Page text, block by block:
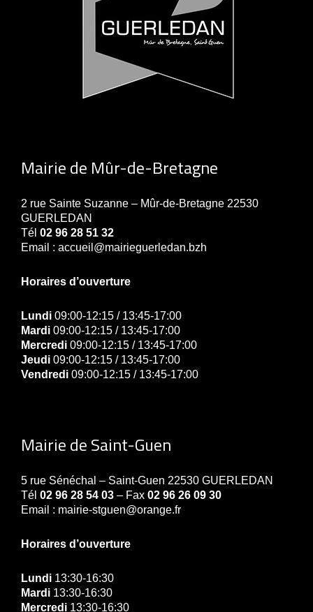
Mairie de Mûr-de-Bretagne
2 rue Sainte Suzanne – Mûr-de-Bretagne 22530
GUERLEDAN
Tél 02 96 28 51 32
Email : accueil@mairieguerledan.bzh
Horaires d’ouverture
Lundi 09:00-12:15 / 13:45-17:00
Mardi 09:00-12:15 / 13:45-17:00
Mercredi 09:00-12:15 / 13:45-17:00
Jeudi 09:00-12:15 / 13:45-17:00
Vendredi 09:00-12:15 / 13:45-17:00
Mairie de Saint-Guen
5 rue Sénéchal – Saint-Guen 22530 GUERLEDAN
Tél 02 96 28 54 03 – Fax 02 96 26 09 30
Email : mairie-stguen@orange.fr
Horaires d’ouverture
Lundi 13:30-16:30
Mardi 13:30-16:30
Mercredi 13:30-16:30